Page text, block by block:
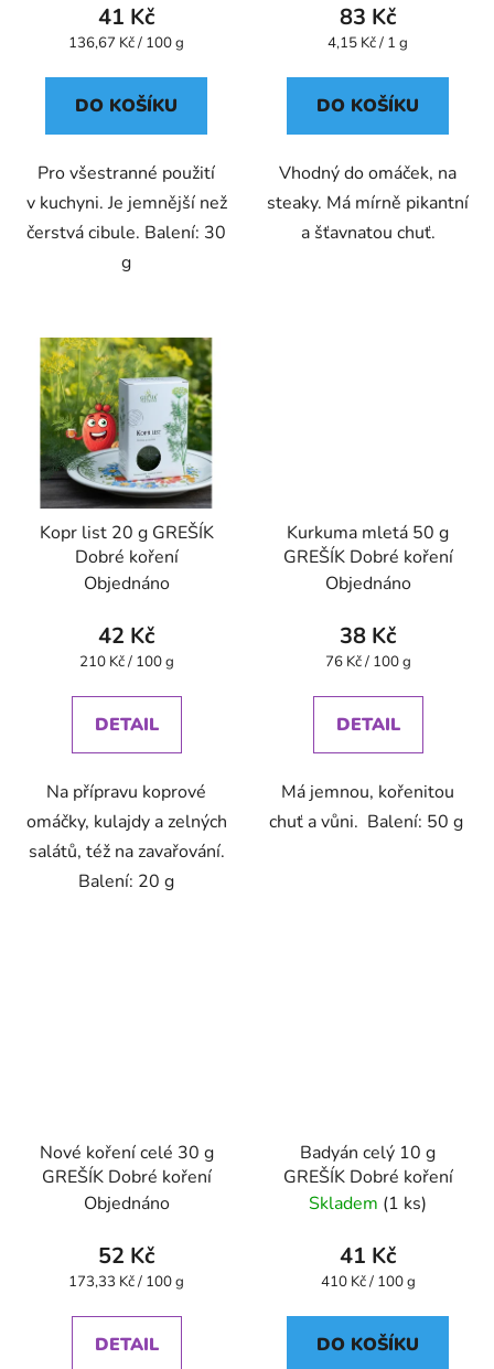
41 Kč
Měrná
136,67 Kč / 100 g
DO KOŠÍKU
Pro všestranné použití
v kuchyni. Je jemnější než
čerstvá cibule. Balení: 30
g
83 Kč
Měrná
4,15 Kč / 1 g
DO KOŠÍKU
Vhodný do omáček, na
steaky. Má mírně pikantní
a šťavnatou chuť.
Kopr list 20 g GREŠÍK
Dobré koření
Objednáno
42 Kč
Měrná
210 Kč / 100 g
DETAIL
Na přípravu koprové
omáčky, kulajdy a zelných
salátů, též na zavařování.
Balení: 20 g
Kurkuma mletá 50 g
GREŠÍK Dobré koření
Objednáno
38 Kč
Měrná
76 Kč / 100 g
DETAIL
Má jemnou, kořenitou
chuť a vůni. Balení: 50 g
Nové koření celé 30 g
GREŠÍK Dobré koření
Objednáno
52 Kč
Měrná
173,33 Kč / 100 g
DETAIL
Badyán celý 10 g
GREŠÍK Dobré koření
Skladem (1 ks)
41 Kč
Měrná
410 Kč / 100 g
DO KOŠÍKU